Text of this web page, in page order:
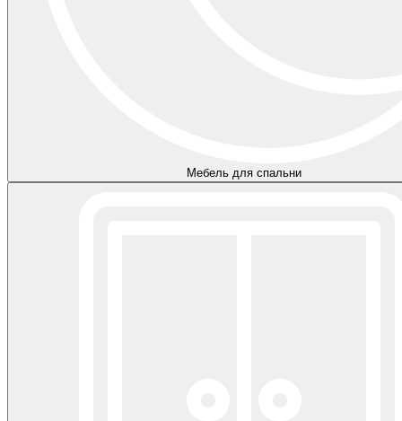
Мебель для спальни